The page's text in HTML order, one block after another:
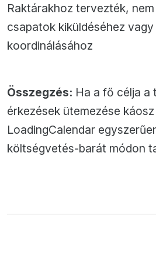
Raktárakhoz tervezték,
csapatok kiküldéséhez
koordinálásához
Összegzés: Ha a fő célja a
érkezések ütemezése
LoadingCalendar
költségvetés-barát módon